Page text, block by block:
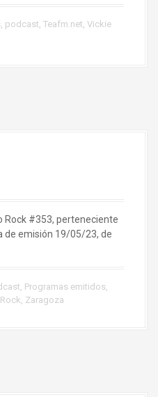
, podcast, Teafm.net, Vickie
Rock #353, perteneciente
de emisión 19/05/23, de
, Programas emitidos,
, Zaragoza